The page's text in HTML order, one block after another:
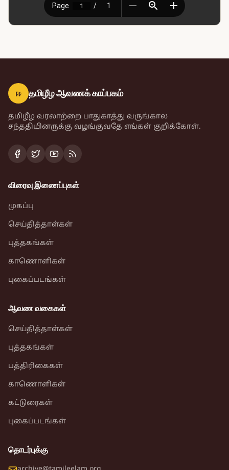
ஈ தமிழீழ ஆவணக் காப்பகம்
தமிழீழ வரலாற்றை பாதுகாத்து வருங்கால
சந்ததியினருக்கு வழங்குவதே எங்கள் குறிக்கோள்.
விரைவு இணைப்புகள்
முகப்பு
செய்தித்தாள்கள்
புத்தகங்கள்
காணொளிகள்
புகைப்படங்கள்
ஆவண வகைகள்
செய்தித்தாள்கள்
புத்தகங்கள்
பத்திரிகைகள்
காணொளிகள்
கட்டுரைகள்
புகைப்படங்கள்
தொடர்புக்கு